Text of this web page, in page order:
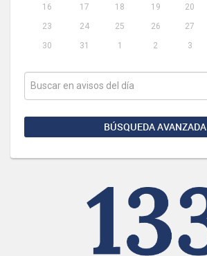
16
17 18 19 20
23
24 25 26 27
30
31 1 2 3
BÚSQUEDA AVANZADA